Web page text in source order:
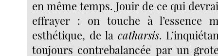
en même temps. Jouir de ce qui
effrayer : on touche à l’essence
esthétique, de la catharsis.
toujours contrebalancée par un